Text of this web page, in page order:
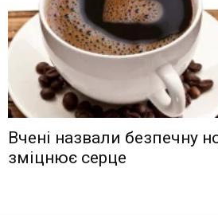
Вчені назвали безпечну
зміцнює серце